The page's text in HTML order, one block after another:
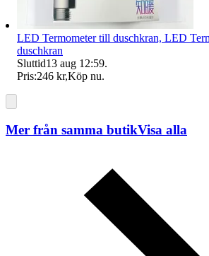
LED Termometer till duschkran, LED
duschkran
Sluttid13 aug 12:59.
Pris:246 kr,Köp nu.
Mer från samma butikVisa alla